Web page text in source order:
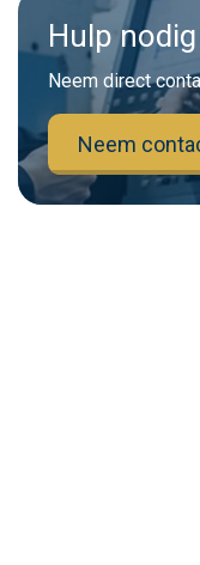
Hulp
Neem direct
Neem